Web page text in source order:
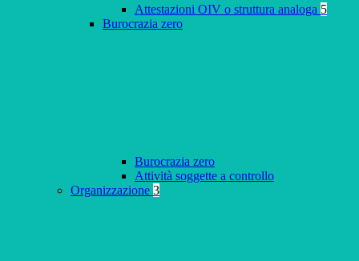
Attestazioni OIV o struttura analoga 5
Burocrazia zero
Burocrazia zero
Attività soggette a controllo
Organizzazione 3